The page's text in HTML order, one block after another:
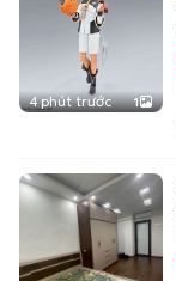
4 phút trước 1